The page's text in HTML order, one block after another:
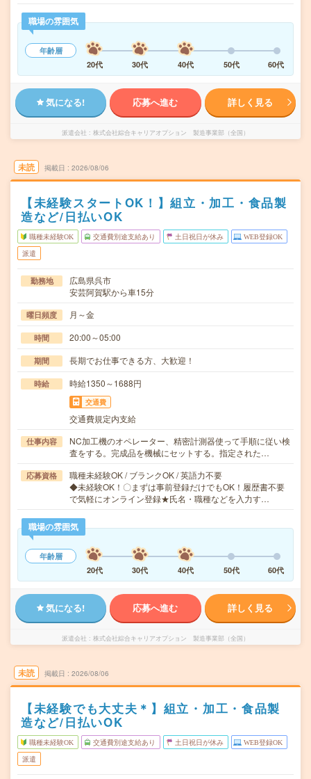
職場の雰囲気
年齢層
20代
30代 40代 50代 60代
気になる! 応募へ進む 詳しく見る
派遣会社 株式会社綜合キャリアオプション 製造事業部（全国）
未読 掲載日 2026/08/06
【未経験スタートOK！】組立・加工・食品製
造など/日払いOK
職種未経験OK 交通費別途支給あり 土日祝日が休み WEB登録OK
派遣
勤務地
広島県呉市
安芸阿賀駅から車15分
曜日頻度 月～金
時間 20:00～05:00
期間 長期でお仕事できる方、大歓迎！
時給 時給1350～1688円
交通費
交通費規定内支給
仕事内容
NC加工機のオペレーター、精密計測器使って手順に従い検
査をする。完成品を機械にセットする。指定された…
応募資格
職種未経験OK / ブランクOK / 英語力不要
◆未経験OK！〇まずは事前登録だけでもOK！履歴書不要
で気軽にオンライン登録★氏名・職種などを入力す…
職場の雰囲気
年齢層
20代
30代 40代 50代 60代
気になる! 応募へ進む 詳しく見る
派遣会社 株式会社綜合キャリアオプション 製造事業部（全国）
未読 掲載日 2026/08/06
【未経験でも大丈夫＊】組立・加工・食品製
造など/日払いOK
職種未経験OK 交通費別途支給あり 土日祝日が休み WEB登録OK
派遣